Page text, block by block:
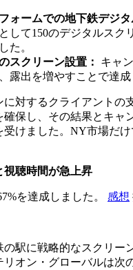
ォームでの地下鉄デジ
して150のデジタルスク
た。
スクリーン設置：
キャ
露出を増やすことで達成
対するクライアントの
確保し、その結果とキャ
受けました。NY市場だ
視聴時間が急上昇
を達成しました。 感想
の駅に戦略的なスクリー
リオン・グローバルは次